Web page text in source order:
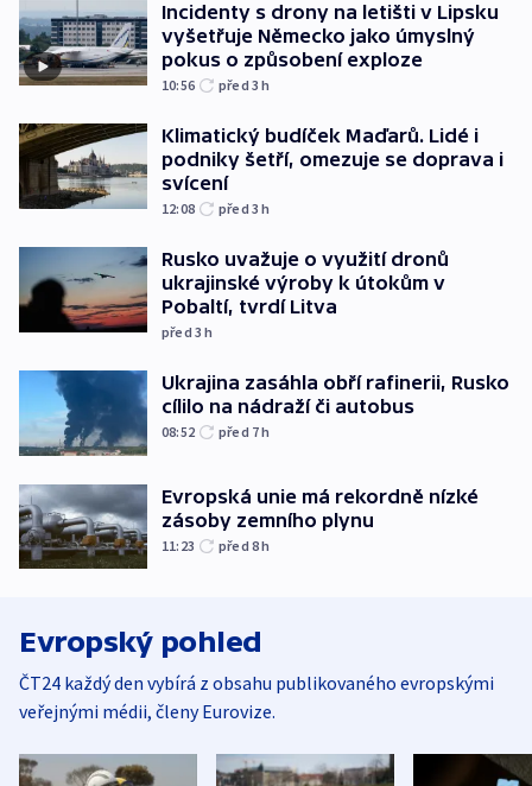
Incidenty s drony na letišti v Lipsku
vyšetřuje Německo jako úmyslný
pokus o způsobení exploze
10:56 před 3h
Klimatický budíček Maďarů. Lidé i
podniky šetří, omezuje se doprava i
svícení
12:08 před 3h
Rusko uvažuje o využití dronů
ukrajinské výroby k útokům v
Pobaltí, tvrdí Litva
před 3h
Ukrajina zasáhla obří rafinerii, Rusko
cílilo na nádraží či autobus
08:52 před 7h
Evropská unie má rekordně nízké
zásoby zemního plynu
11:23 před 8h
Evropský pohled
ČT24 každý den vybírá z obsahu publikovaného evropskými
veřejnými médii, členy Eurovize.